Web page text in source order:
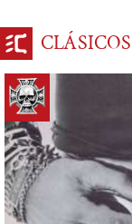
CLÁSICOS